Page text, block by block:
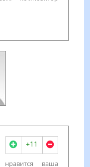
+11
ваша